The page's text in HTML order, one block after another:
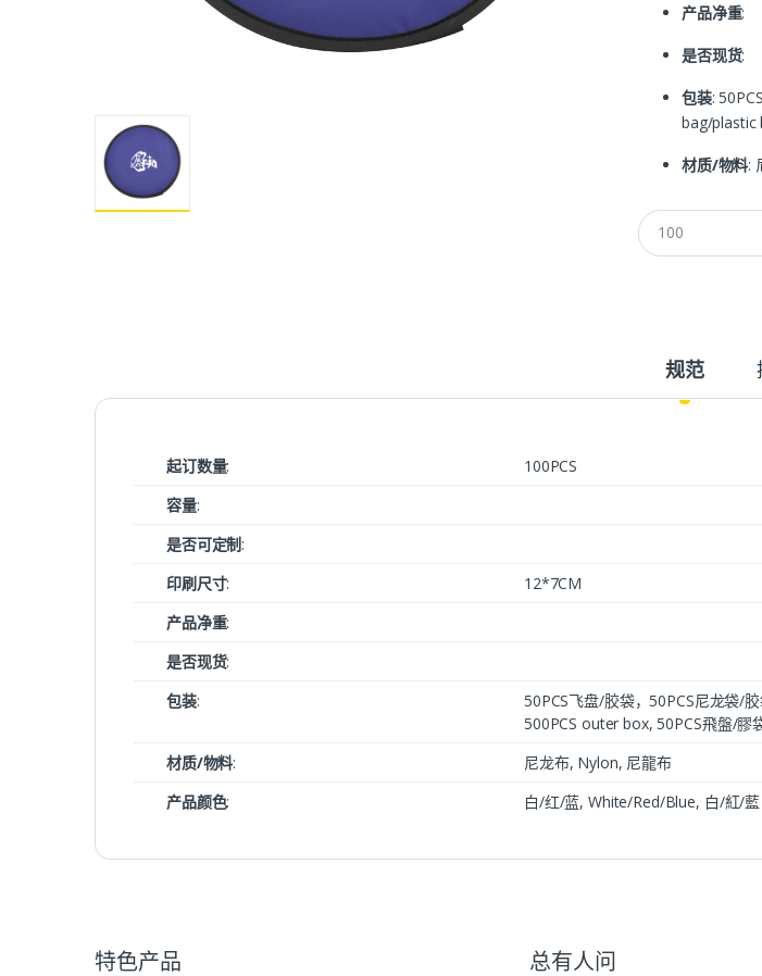
产品净重:
是否现货:
包装:
bag/plastic
材质/物料:
规范
起订数量:
100PCS
容量:
是否可定制:
印刷尺寸:
12*7CM
产品净重:
是否现货:
包装:
50PCS飞盘/胶袋，50PCS尼龙袋/
500PCS outer box, 50PCS飛盤/膠
材质/物料:
尼龙布, Nylon, 尼龍布
产品颜色: 白/红/蓝, White/Red/Blue, 白/紅/藍
特色产品 总有人问